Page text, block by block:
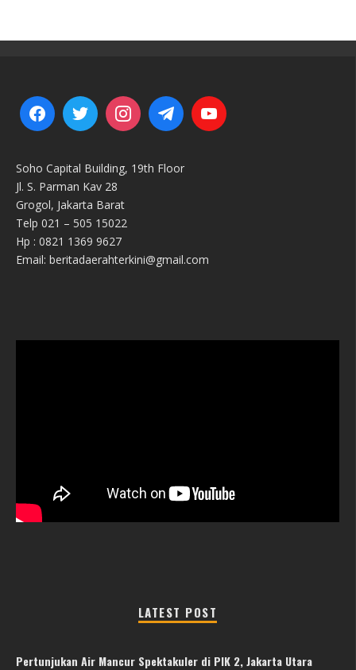
Soho Capital Building, 19th Floor
Jl. S. Parman Kav 28
Grogol, Jakarta Barat
Telp 021 – 505 15022
Hp : 0821 1369 9627
Email: beritadaerahterkini@gmail.com
LATEST POST
Pertunjukan Air Mancur Spektakuler di PIK 2, Jakarta Utara